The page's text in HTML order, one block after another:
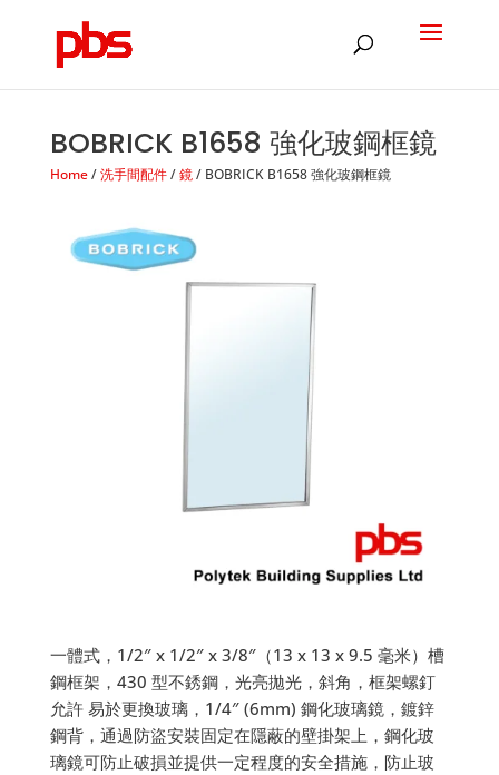
BOBRICK B1658 強化玻鋼框鏡
Home/洗手間配件/鏡/ BOBRICK B1658 強化玻鋼框鏡
一體式，1/2″ x 1/2″ x 3/8″（13 x 13 x 9.5 毫米）槽
鋼框架，430 型不銹鋼，光亮拋光，斜角，框架螺釘
允許 易於更換玻璃，1/4″ (6mm) 鋼化玻璃鏡，鍍鋅
鋼背，通過防盜安裝固定在隱蔽的壁掛架上，鋼化玻
璃鏡可防止破損並提供一定程度的安全措施，防止玻